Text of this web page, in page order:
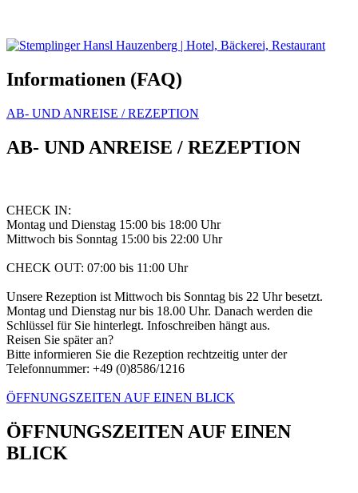
Informationen (FAQ)
AB- UND ANREISE / REZEPTION
AB- UND ANREISE / REZEPTION
CHECK IN:
Montag und Dienstag 15:00 bis 18:00 Uhr
Mittwoch bis Sonntag 15:00 bis 22:00 Uhr
CHECK OUT: 07:00 bis 11:00 Uhr
Unsere Rezeption ist Mittwoch bis Sonntag bis 22 Uhr besetzt.
Montag und Dienstag nur bis 18.00 Uhr. Danach werden die
Schlüssel für Sie hinterlegt. Infoschreiben hängt aus.
Reisen Sie später an?
Bitte informieren Sie die Rezeption rechtzeitig unter der
Telefonnummer: +49 (0)8586/1216
ÖFFNUNGSZEITEN AUF EINEN BLICK
ÖFFNUNGSZEITEN AUF EINEN
BLICK